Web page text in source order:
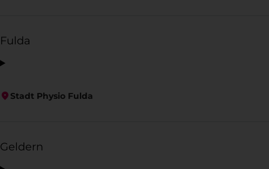
Fulda
Stadt Physio Fulda
Geldern